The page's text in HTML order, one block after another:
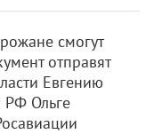
смогут
отправят
Евгению
РФ Ольге